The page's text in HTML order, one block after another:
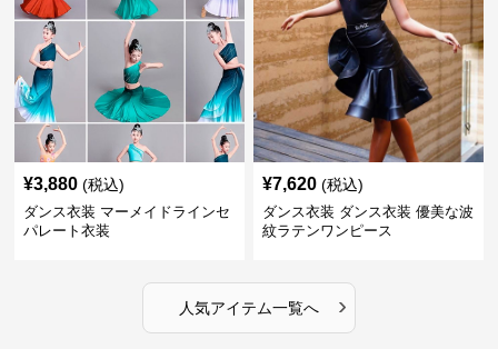
¥3,880 (税込)
ダンス衣装 マーメイドラインセ
パレート衣装
¥7,620 (税込)
ダンス衣装 ダンス衣装 優美な波
紋ラテンワンピース
人気アイテム一覧へ ›